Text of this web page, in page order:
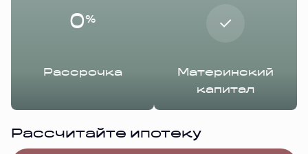
0%
Рассрочка
Материнский
капитал
Рассчитайте ипотеку